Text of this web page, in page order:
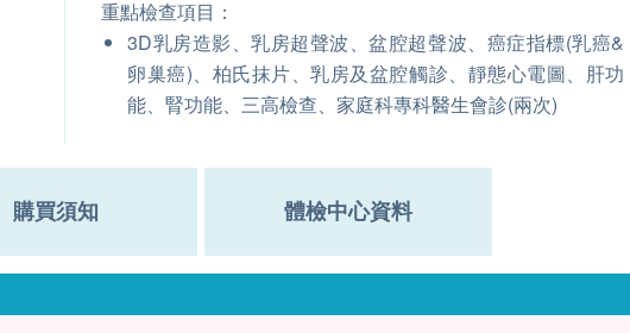
重點檢查項目：
3D乳房造影、乳房超聲波、盆腔超聲波、癌症指標(乳癌&
卵巢癌)、柏氏抹片、乳房及盆腔觸診、靜態心電圖、肝功
能、腎功能、三高檢查、家庭科專科醫生會診(兩次)
購買須知 體檢中心資料